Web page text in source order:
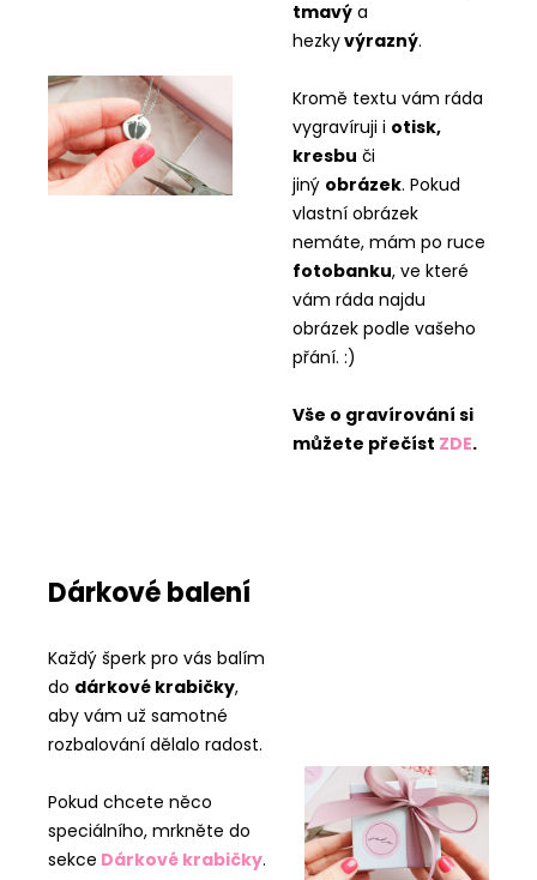
tmavý a
hezkyvýrazný.
Kromě textu vám ráda
vygravíruji i otisk,
kresbu či
jiný obrázek. Pokud
vlastní obrázek
nemáte, mám po ruce
fotobanku, ve které
vám ráda najdu
obrázek podle vašeho
přání. :)
Vše o gravírování si
můžete přečíst ZDE.
Dárkové balení
Každý šperk pro vás balím
do dárkové krabičky,
aby vám už samotné
rozbalování dělalo radost.
Pokud chcete něco
speciálního, mrkněte do
sekce Dárkové krabičky.